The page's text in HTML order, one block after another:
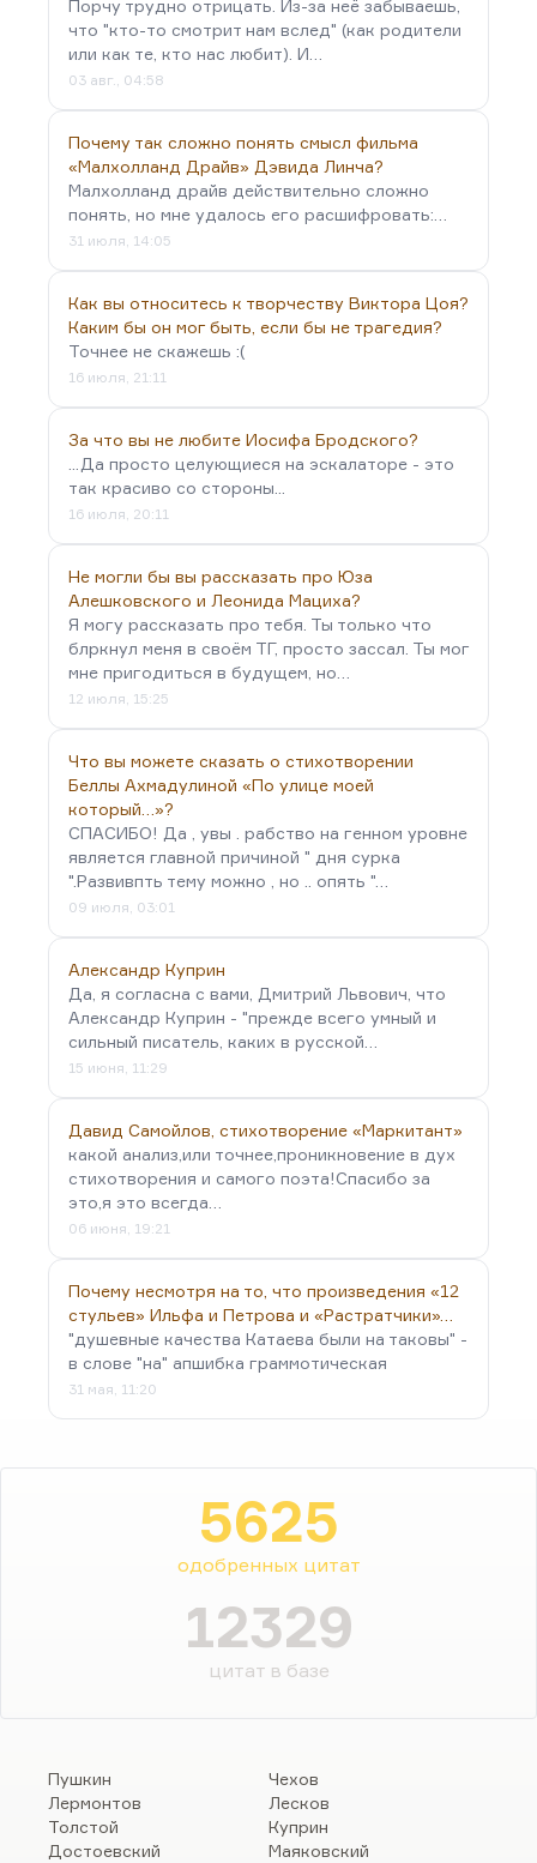
Порчу трудно отрицать. Из-за неё забываешь,
что "кто-то смотрит нам вслед" (как родители
или как те, кто нас любит). И…
03 авг., 04:58
Почему так сложно понять смысл фильма
«Малхолланд Драйв» Дэвида Линча?
Малхолланд драйв действительно сложно
понять, но мне удалось его расшифровать:…
31 июля, 14:05
Как вы относитесь к творчеству Виктора Цоя?
Каким бы он мог быть, если бы не трагедия?
Точнее не скажешь :(
16 июля, 21:11
За что вы не любите Иосифа Бродского?
...Да просто целующиеся на эскалаторе - это
так красиво со стороны...
16 июля, 20:11
Не могли бы вы рассказать про Юза
Алешковского и Леонида Мациха?
Я могу рассказать про тебя. Ты только что
блркнул меня в своём ТГ, просто зассал. Ты мог
мне пригодиться в будущем, но…
12 июля, 15:25
Что вы можете сказать о стихотворении
Беллы Ахмадулиной «По улице моей
который…»?
СПАСИБО! Да , увы . рабство на генном уровне
является главной причиной " дня сурка
".Развивпть тему можно , но .. опять "…
09 июля, 03:01
Александр Куприн
Да, я согласна с вами, Дмитрий Львович, что
Александр Куприн - "прежде всего умный и
сильный писатель, каких в русской…
15 июня, 11:29
Давид Самойлов, стихотворение «Маркитант»
какой анализ,или точнее,проникновение в дух
стихотворения и самого поэта!Спасибо за
это,я это всегда…
06 июня, 19:21
Почему несмотря на то, что произведения «12
стульев» Ильфа и Петрова и «Растратчики»…
"душевные качества Катаева были на таковы" -
в слове "на" апшибка граммотическая
31 мая, 11:20
5625
одобренных цитат
12329
цитат в базе
Пушкин
Лермонтов
Толстой
Достоевский
Чехов
Лесков
Куприн
Маяковский